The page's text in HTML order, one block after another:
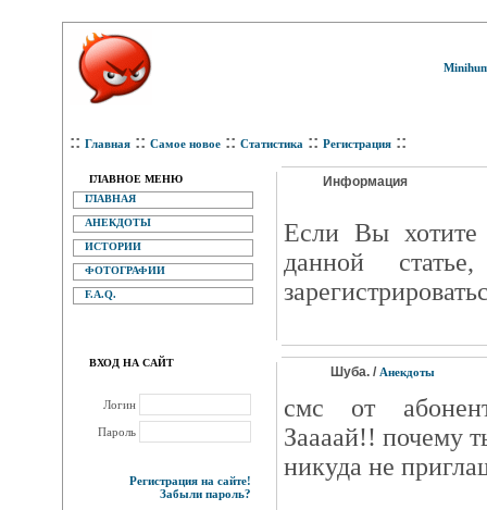
:: Главная :: Самое новое :: Статистика :: Регистрация ::
ГЛАВНОЕ МЕНЮ
ГЛАВНАЯ
АНЕКДОТЫ
ИСТОРИИ
ФОТОГРАФИИ
F.A.Q.
ВХОД НА САЙТ
Логин
Пароль
Регистрация на сайте!
Забыли пароль?
Информация
Eсли Вы хотите
данной
Шуба. / Анекдоты
смс от
Заааай!! почему
никуда не